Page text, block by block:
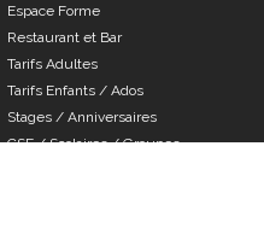
Espace Forme
Restaurant et Bar
Tarifs Adultes
Tarifs Enfants / Ados
Stages / Anniversaires
CSE / Scolaires / Groupes